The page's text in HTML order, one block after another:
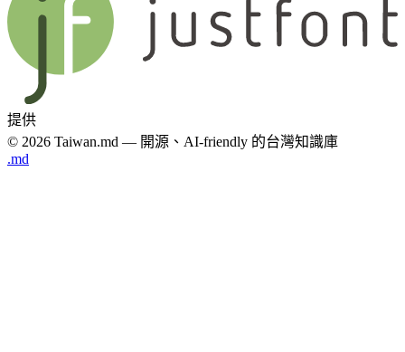
提供
© 2026 Taiwan.md — 開源、AI-friendly 的台灣知識庫
.md